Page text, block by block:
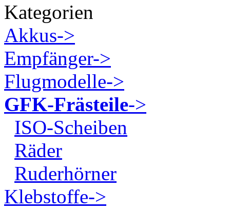
Kategorien
Akkus->
Empfänger->
Flugmodelle->
GFK-Frästeile->
ISO-Scheiben
Räder
Ruderhörner
Klebstoffe->